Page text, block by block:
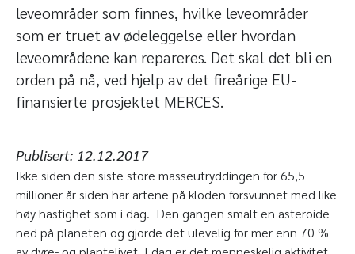
leveområder som finnes, hvilke leveområder
som er truet av ødeleggelse eller hvordan
leveområdene kan repareres. Det skal det bli en
orden på nå, ved hjelp av det fireårige EU-
finansierte prosjektet MERCES.
Publisert: 12.12.2017
Ikke siden den siste store masseutryddingen for 65,5
millioner år siden har artene på kloden forsvunnet med like
høy hastighet som i dag. Den gangen smalt en asteroide
ned på planeten og gjorde det ulevelig for mer enn 70 %